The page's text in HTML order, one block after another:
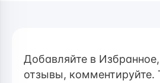
Добавляйте в
отзывы,